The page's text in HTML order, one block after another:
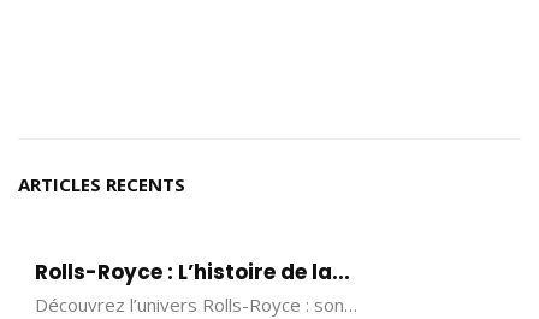
ARTICLES RECENTS
Rolls-Royce : L’histoire de la...
Découvrez l’univers Rolls-Royce : son…